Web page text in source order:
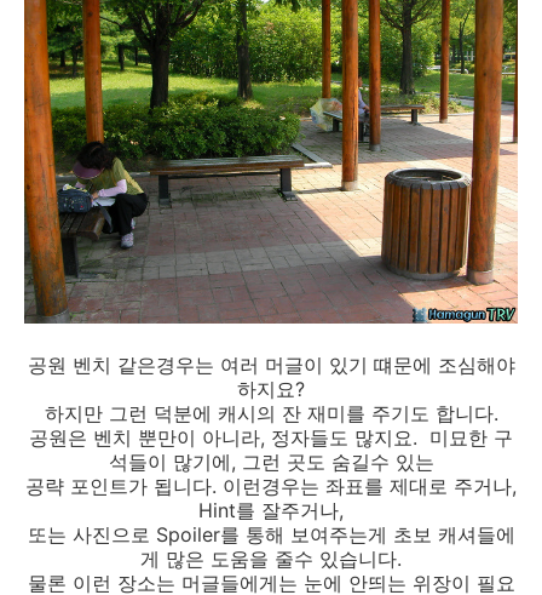
공원 벤치 같은경우는 여러 머글이 있기 떄문에 조심해야
하지요?
하지만 그런 덕분에 캐시의 잔 재미를 주기도 합니다.
공원은 벤치 뿐만이 아니라, 정자들도 많지요. 미묘한 구
석들이 많기에, 그런 곳도 숨길수 있는
공략 포인트가 됩니다. 이런경우는 좌표를 제대로 주거나,
Hint를 잘주거나,
또는 사진으로 Spoiler를 통해 보여주는게 초보 캐셔들에
게 많은 도움을 줄수 있습니다.
물론 이런 장소는 머글들에게는 눈에 안띄는 위장이 필요